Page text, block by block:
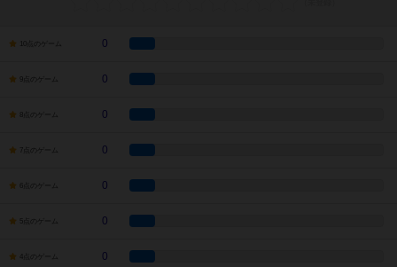
10点のゲーム 0
9点のゲーム 0
8点のゲーム 0
7点のゲーム 0
6点のゲーム 0
5点のゲーム 0
4点のゲーム 0